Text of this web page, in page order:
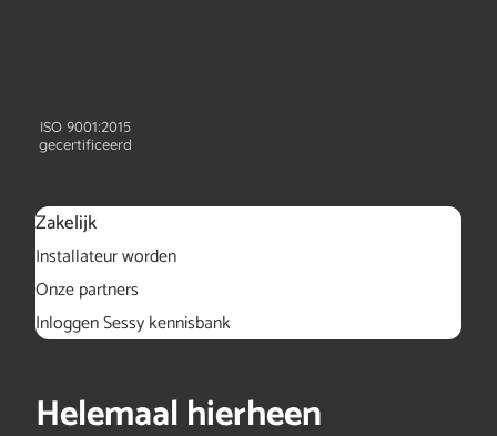
ISO 9001:2015
gecertificeerd
Zakelijk
Installateur worden
Onze partners
Inloggen Sessy kennisbank
Helemaal hierheen